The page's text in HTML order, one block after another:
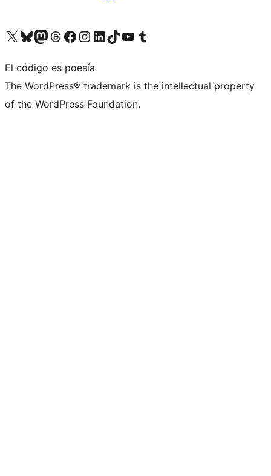
Visita nuestra cuenta de X (anteriormente Twitter)
Visita nuestra cuenta de Bluesky
Visita nuestra cuenta de Mastodon
Visita nuestra cuenta de Threads
Visita nuestra página de Facebook
Visita nuestra cuenta de Instagram
Visita nuestra cuenta de LinkedIn
Visita nuestra cuenta de TikTok
Visita nuestro canal de YouTube
Visita nuestra cuenta de Tumblr
El código es poesía
The WordPress® trademark is the intellectual property
of the WordPress Foundation.